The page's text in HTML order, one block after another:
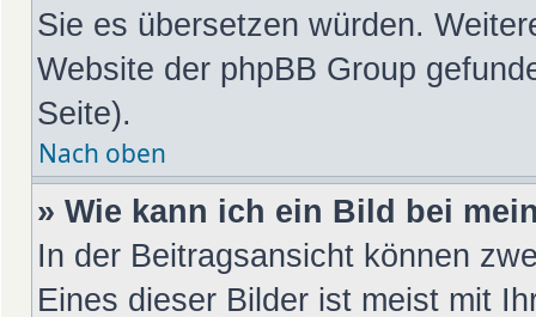
Sie es übersetzen würden.
Website der phpBB Group
Seite).
Nach oben
» Wie kann ich ein Bild bei
In der Beitragsansicht können
Eines dieser Bilder ist meist mit